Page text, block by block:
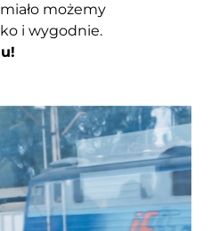
możemy
i wygodnie.